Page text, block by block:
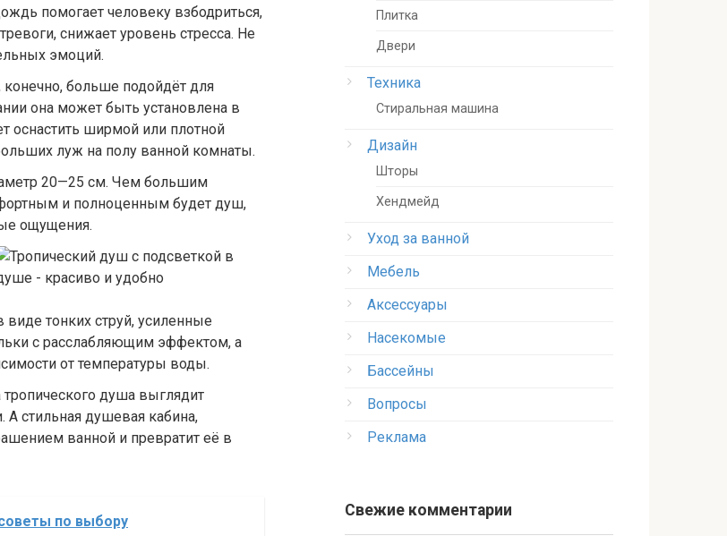
помогает человеку взбодриться,
снижает уровень стресса. Не
эмоций.
конечно, больше подойдёт для
она может быть установлена в
оснастить ширмой или плотной
луж на полу ванной комнаты.
20—25 см. Чем большим
и полноценным будет душ,
ощущения.
тонких струй, усиленные
с расслабляющим эффектом, а
от температуры воды.
тропического душа выглядит
стильная душевая кабина,
ванной и превратит её в
по выбору
Плитка
Двери
Техника
Стиральная машина
Дизайн
Шторы
Хендмейд
Уход за ванной
Мебель
Аксессуары
Насекомые
Бассейны
Вопросы
Реклама
Свежие комментарии